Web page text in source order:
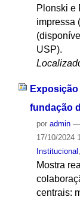
Plonski e
impressa
USP).
fundação
por admin —
17/10/2024
Institucional
Mostra
centrais: